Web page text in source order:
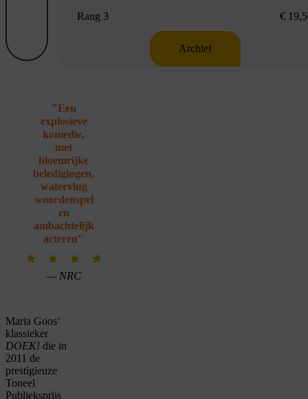
Rang 3 €
Archief
"Een
explosieve
komedie,
met
bloemrijke
beledigingen,
watervlug
woordenspel
en
ambachtelijk
acteren"
— NRC
Maria Goos’
klassieker
DOEK! die in
2011 de
prestigieuze
Toneel
Publieksprijs